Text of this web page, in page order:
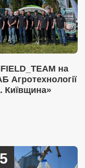
на
Агротехнології
Київщина»